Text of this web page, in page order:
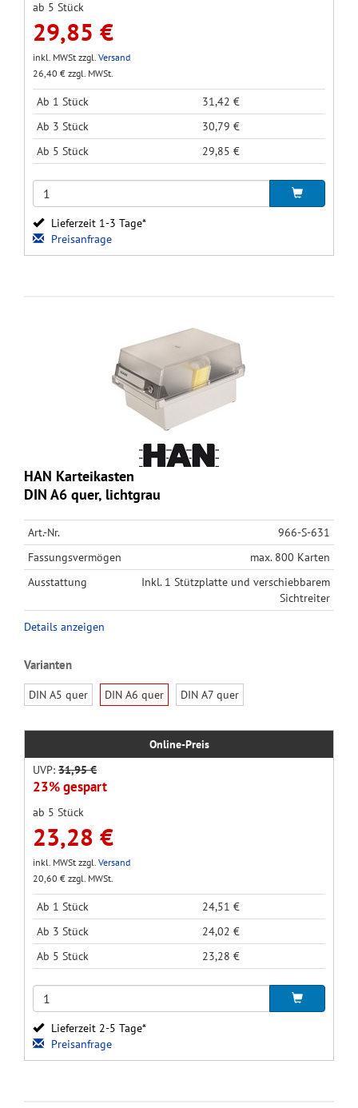
ab 5 Stück
29,85 €
inkl. MWSt zzgl. Versand
26,40 € zzgl. MWSt.
Ab 1 Stück
31,42 €
Ab 3 Stück
30,79 €
Ab 5 Stück
29,85 €
Lieferzeit 1-3 Tage*
Preisanfrage
HAN Karteikasten
DIN A6 quer, lichtgrau
Art.-Nr.
966-S-631
Fassungsvermögen
max. 800 Karten
Ausstattung
Inkl. 1 Stützplatte und verschiebbarem
Sichtreiter
Details anzeigen
Varianten
DIN A5 quer DIN A6 quer DIN A7 quer
Online-Preis
UVP: 31,95 €
23% gespart
ab 5 Stück
23,28 €
inkl. MWSt zzgl. Versand
20,60 € zzgl. MWSt.
Ab 1 Stück
24,51 €
Ab 3 Stück
24,02 €
Ab 5 Stück
23,28 €
Lieferzeit 2-5 Tage*
Preisanfrage